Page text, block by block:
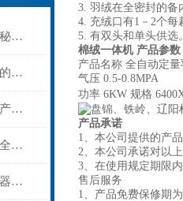
充棉机：轻盈羽绒的秘密守护者
充棉机也提高了制品的保暖性和舒适性
充绒机完成羽绒服生产的自动化进程
益永源分享自用小型全自动充绒机该怎么选择
全自动充棉机的传感器常见故障及日常维护
3. 羽绒在全密封的备
4. 充绒口有1－2个每
5. 有双头和单头供选
棉绒一体机 产品参数
产品名称 全自动定
气压 0.5-0.8MPA
功率 6KW 规格
产品承诺
1、本公司提供的产
2、本公司承诺对以
3、在使用规定期限
售后服务
1、产品免费保修期